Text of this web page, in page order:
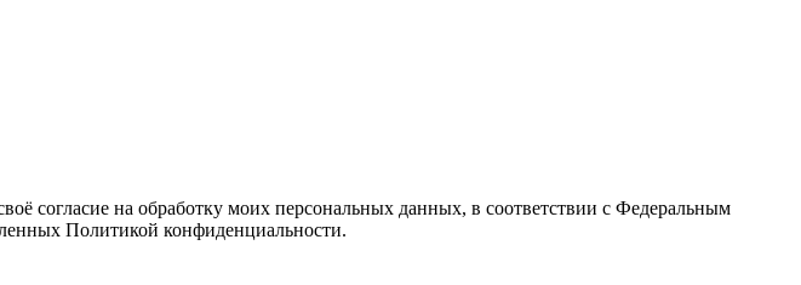
согласие на обработку моих персональных данных, в соответствии с Федеральным
Политикой конфиденциальности.